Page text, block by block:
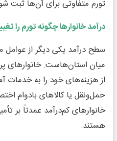
تورم متفاوتی برای آن‌ها ثبت
درآمد خانوارها چگونه تورم را
سطح درآمد یکی دیگر از عوامل
میان استان‌هاست. خانوارهای
از هزینه‌های خود را به خدمات
حمل‌ونقل یا کالاهای بادوام
خانوارهای کم‌درآمد عمدتاً بر
هستند.